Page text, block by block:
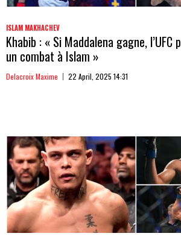
ISLAM MAKHACHEV
Khabib : « Si Maddalena gagne,
un combat à Islam »
Delacroix Maxime 22 April, 2025 14:31